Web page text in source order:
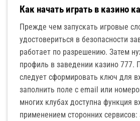
Как начать играть в казино
Прежде чем запускать игровые
удостовериться в безопасности
работает по разрешению. Затем
профиль в заведении казино 777.
следует сформировать ключ для
заполнить поле с email или
многих клубах доступна функция
применением сторонних сервисов: